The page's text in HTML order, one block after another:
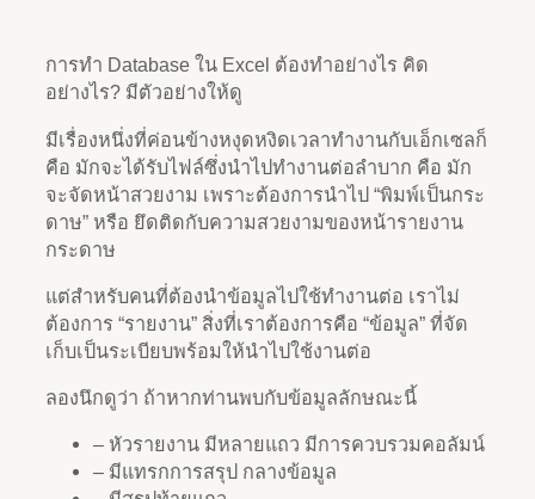
การทำ Database ใน Excel ต้องทำอย่างไร คิด
อย่างไร? มีตัวอย่างให้ดู
มีเรื่องหนึ่งที่ค่อนข้างหงุดหงิดเวลาทำงานกับเอ็กเซลก็
คือ มักจะได้รับไฟล์ซึ่งนำไปทำงานต่อลำบาก คือ มัก
จะจัดหน้าสวยงาม เพราะต้องการนำไป “พิมพ์เป็นกระ
ดาษ” หรือ ยึดติดกับความสวยงามของหน้ารายงาน
กระดาษ
แต่สำหรับคนที่ต้องนำข้อมูลไปใช้ทำงานต่อ เราไม่
ต้องการ “รายงาน” สิ่งที่เราต้องการคือ “ข้อมูล” ที่จัด
เก็บเป็นระเบียบพร้อมให้นำไปใช้งานต่อ
ลองนึกดูว่า ถ้าหากท่านพบกับข้อมูลลักษณะนี้
– หัวรายงาน มีหลายแถว มีการควบรวมคอลัมน์
– มีแทรกการสรุป กลางข้อมูล